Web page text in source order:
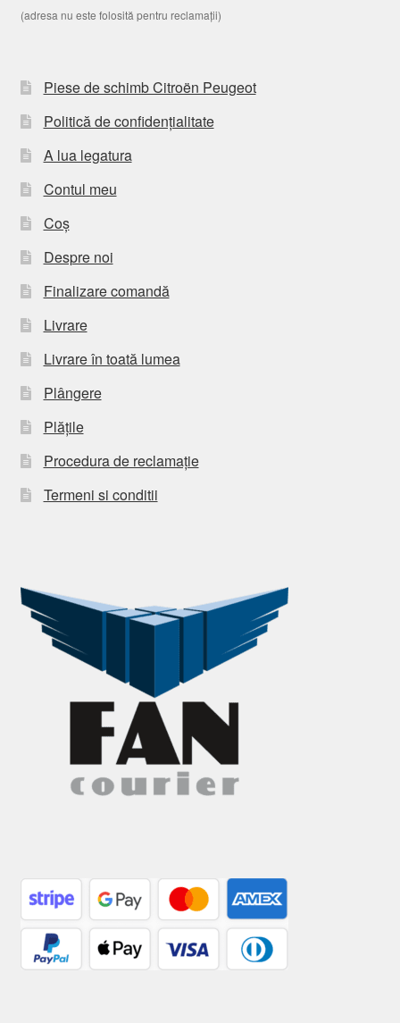
(adresa nu este folosită pentru reclamații)
Piese de schimb Citroën Peugeot
Politică de confidențialitate
A lua legatura
Contul meu
Coș
Despre noi
Finalizare comandă
Livrare
Livrare în toată lumea
Plângere
Plățile
Procedura de reclamație
Termeni si conditii